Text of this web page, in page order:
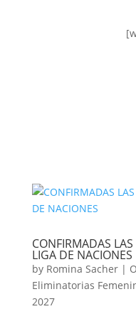
CONFIRMADAS
LIGA DE NACIONES
by Romina Sacher|
Eliminatorias
2027